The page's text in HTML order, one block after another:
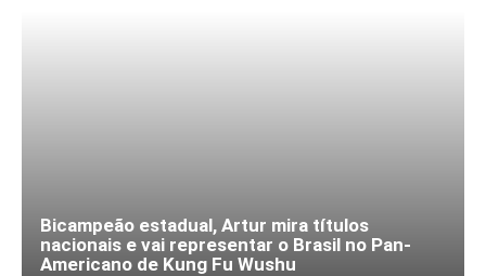
Bicampeão estadual, Artur mira títulos
nacionais e vai representar o Brasil no Pan-
Americano de Kung Fu Wushu